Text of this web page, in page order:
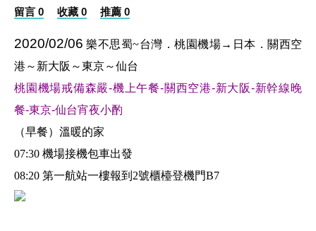
留言 0 收藏 0 推薦 0
2020/02/06 樂不思蜀~台灣．桃園機場→日本．關西空
港～新大阪～東京～仙台
桃園機場戒備森嚴-機上午餐-關西空港-新大阪-新幹線晚
餐-東京-仙台宵夜小酌
（早餐）溫暖的家
07:30 機場接機包車出發
08:20 第一航站一樓報到2號櫃檯登機門B7